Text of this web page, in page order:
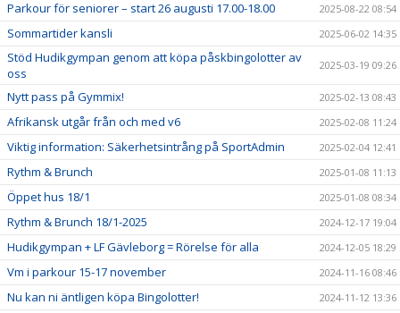
Parkour för seniorer – start 26 augusti 17.00-18.00 2025-08-22 08:54
Sommartider kansli 2025-06-02 14:35
Stöd Hudikgympan genom att köpa påskbingolotter av
oss
2025-03-19 09:26
Nytt pass på Gymmix! 2025-02-13 08:43
Afrikansk utgår från och med v6 2025-02-08 11:24
Viktig information: Säkerhetsintrång på SportAdmin 2025-02-04 12:41
Rythm & Brunch 2025-01-08 11:13
Öppet hus 18/1 2025-01-08 08:34
Rythm & Brunch 18/1-2025 2024-12-17 19:04
Hudikgympan + LF Gävleborg = Rörelse för alla 2024-12-05 18:29
Vm i parkour 15-17 november 2024-11-16 08:46
Nu kan ni äntligen köpa Bingolotter! 2024-11-12 13:36